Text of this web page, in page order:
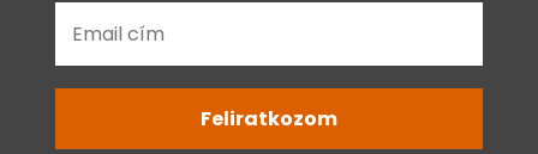
Feliratkozom